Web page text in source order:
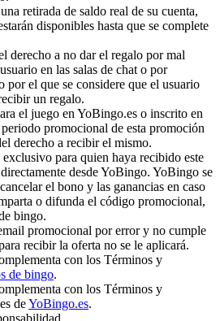
retirada de saldo real de su cuenta,
disponibles hasta que se complete
derecho a no dar el regalo por mal
en las salas de chat o por
por el que se considere que el usuario
un regalo.
el juego en YoBingo.es o inscrito en
promocional de esta promoción
derecho a recibir el mismo.
exclusivo para quien haya recibido este
desde YoBingo. YoBingo se
el bono y las ganancias en caso
o difunda el código promocional,
bingo.
promocional por error y no cumple
recibir la oferta no se le aplicará.
con los Términos y
de bingo.
con los Términos y
deYoBingo.es.